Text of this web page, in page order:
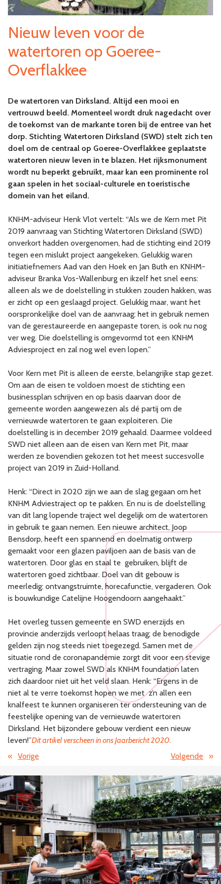
Nieuw leven voor de
watertoren op Goeree-
Overflakkee
De watertoren van Dirksland. Altijd een mooi en
vertrouwd beeld. Momenteel wordt druk nagedacht over
de toekomst van de markante toren bij de entree van het
dorp. Stichting Watertoren Dirksland (SWD) stelt zich ten
doel om de centraal op Goeree-Overflakkee geplaatste
watertoren nieuw leven in te blazen. Het rijksmonument
wordt nu beperkt gebruikt, maar kan een prominente rol
gaan spelen in het sociaal-culturele en toeristische
domein van het eiland.
KNHM-adviseur Henk Vlot vertelt: “Als we de Kern met Pit
2019 aanvraag van Stichting Watertoren Dirksland (SWD)
onverkort hadden overgenomen, had de stichting eind 2019
tegen een mislukt project aangekeken. Gelukkig waren
initiatiefnemers Aad van den Hoek en Jan Buth en KNHM-
adviseur Branka Vos-Wallenburg en ikzelf het snel eens:
alleen als we de doelstelling in stukken zouden hakken, was
er zicht op een geslaagd project. Gelukkig maar, want het
oorspronkelijke doel van de aanvraag: het in gebruik nemen
van de gerestaureerde en aangepaste toren, is ook nu nog
ver weg. Die doelstelling is omgevormd tot een KNHM
Adviesproject en zal nog wel even lopen.”
Voor Kern met Pit is alleen de eerste, belangrijke stap gezet.
Om aan de eisen te voldoen moest de stichting een
businessplan schrijven en op basis daarvan door de
gemeente worden aangewezen als dé partij om de
vernieuwde watertoren te gaan exploiteren. Die
doelstelling is in december 2019 gehaald. Daarmee voldeed
SWD niet alleen aan de eisen van Kern met Pit, maar
werden ze bovendien gekozen tot het meest succesvolle
project van 2019 in Zuid-Holland.
Henk: “Direct in 2020 zijn we aan de slag gegaan om het
KNHM Adviestraject op te pakken. En nu is de doelstelling
van dit lang lopende traject wel degelijk om de watertoren
in gebruik te gaan nemen. Een nieuwe architect, Joop
Bensdorp, heeft een spannend en doelmatig ontwerp
gemaakt voor een glazen paviljoen aan de basis van de
watertoren. Door glas en staal te gebruiken, blijft de
watertoren goed zichtbaar. Doel van dit gebouw is
meerledig: ontvangstruimte, horecafunctie, vergaderen. Ook
is bouwkundige Catelijne Hoogendoorn aangehaakt.”
Het overleg tussen gemeente en SWD enerzijds en
provincie anderzijds verloopt helaas traag; de benodigde
gelden zijn nog steeds niet toegezegd. Samen met de
situatie rond de coronapandemie zorgt dit voor een stevige
vertraging. Maar zowel SWD als KNHM foundation laten
zich daardoor niet uit het veld slaan. Henk: “Ergens in de
niet al te verre toekomst hopen we met z’n allen een
knalfeest te kunnen organiseren ter ondersteuning van de
feestelijke opening van de vernieuwde watertoren
Dirksland. Het bijzondere gebouw verdient een nieuw
leven!”Dit artikel verscheen in ons Jaarbericht 2020.
« Vorige Volgende »